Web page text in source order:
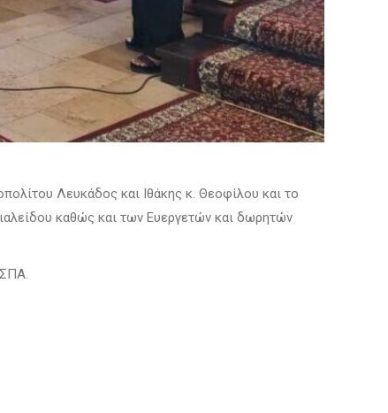
Λευκάδος και Ιθάκης κ. Θεοφίλου και το
καθώς και των Ευεργετών και δωρητών